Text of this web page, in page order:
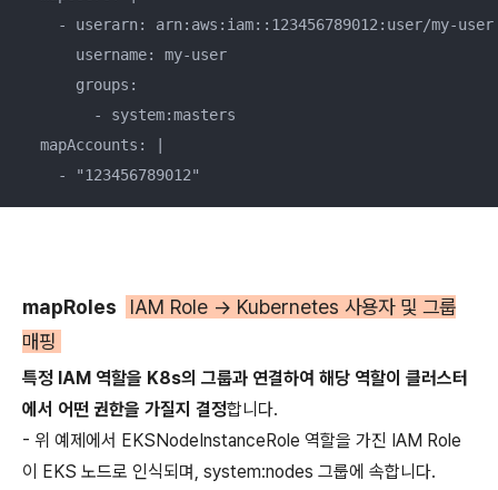
    - userarn: arn:aws:iam::123456789012:user/my-user
      username: my-user
      groups:
        - system:masters
  mapAccounts: |
    - "123456789012"
mapRoles
IAM Role → Kubernetes 사용자 및 그룹
매핑
특정 IAM 역할을 K8s의 그룹과 연결하여 해당 역할이 클러스터
에서 어떤 권한을 가질지 결정합니다.
- 위 예제에서 EKSNodeInstanceRole 역할을 가진 IAM Role
이 EKS 노드로 인식되며, system:nodes 그룹에 속합니다.